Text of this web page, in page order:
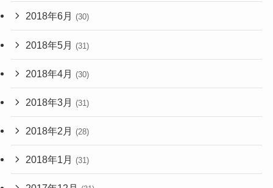
2018年6月 (30)
2018年5月 (31)
2018年4月 (30)
2018年3月 (31)
2018年2月 (28)
2018年1月 (31)